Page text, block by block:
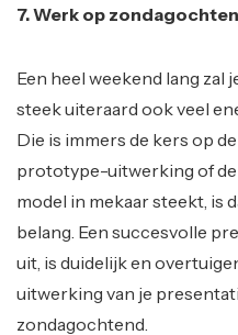
7. Werk op
Een heel weekend lang zal
steek uiteraard ook veel
Die is immers de kers op
prototype-uitwerking of de
model in mekaar steekt, is
belang. Een succesvolle
uit, is duidelijk en
uitwerking van je
zondagochtend.